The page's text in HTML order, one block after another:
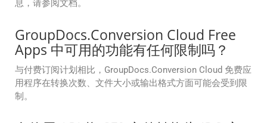
息，请参阅文档。
GroupDocs.Conversion Cloud Free
Apps 中可用的功能有任何限制吗？
与付费订阅计划相比，GroupDocs.Conversion Cloud 免费应
用程序在转换次数、文件大小或输出格式方面可能会受到限
制。